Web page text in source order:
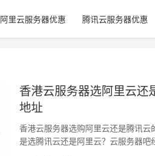
阿里云服务器优惠 腾讯云服务器优惠
香港云服务器选阿里云还
地址
香港云服务器选购阿里云还是腾讯
是选腾讯云还是阿里云？云服务器